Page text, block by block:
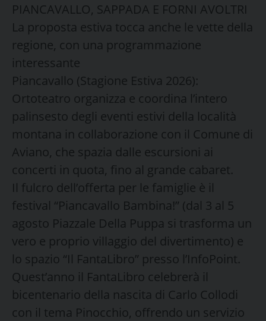
PIANCAVALLO, SAPPADA E FORNI AVOLTRI
La proposta estiva tocca anche le vette della
regione, con una programmazione
interessante
Piancavallo (Stagione Estiva 2026):
Ortoteatro organizza e coordina l’intero
palinsesto degli eventi estivi della località
montana in collaborazione con il Comune di
Aviano, che spazia dalle escursioni ai
concerti in quota, fino al grande cabaret.
Il fulcro dell’offerta per le famiglie è il
festival “Piancavallo Bambina!” (dal 3 al 5
agosto Piazzale Della Puppa si trasforma un
vero e proprio villaggio del divertimento) e
lo spazio “Il FantaLibro” presso l’InfoPoint.
Quest’anno il FantaLibro celebrerà il
bicentenario della nascita di Carlo Collodi
con il tema Pinocchio, offrendo un servizio